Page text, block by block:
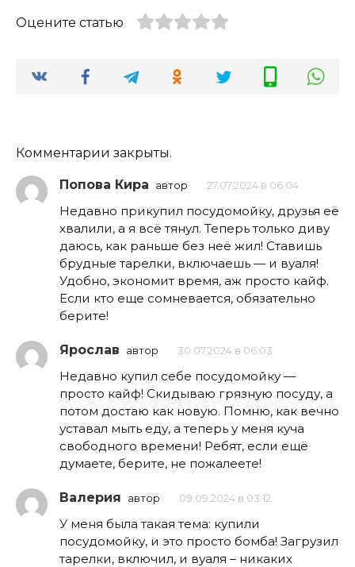
Оцените статью
Комментарии закрыты.
Попова Кира автор 27.07.2024 в 06:04
Недавно прикупил посудомойку, друзья её
хвалили, а я всё тянул. Теперь только диву
даюсь, как раньше без неё жил! Ставишь
брудные тарелки, включаешь — и вуаля!
Удобно, экономит время, аж просто кайф.
Если кто еще сомневается, обязательно
берите!
Ярослав автор 30.07.2024 в 06:03
Недавно купил себе посудомойку —
просто кайф! Скидываю грязную посуду, а
потом достаю как новую. Помню, как вечно
уставал мыть еду, а теперь у меня куча
свободного времени! Ребят, если ещё
думаете, берите, не пожалеете!
Валерия автор 09.09.2024 в 03:12
У меня была такая тема: купили
посудомойку, и это просто бомба! Загрузил
тарелки, включил, и вуаля – никаких